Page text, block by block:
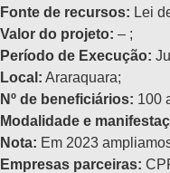
Fonte de recursos: Lei
Valor do projeto: – ;
Período de Execução:
Local: Araraquara;
Nº de beneficiários: 100
Modalidade e
Nota: Em 2023
Empresas parceiras: